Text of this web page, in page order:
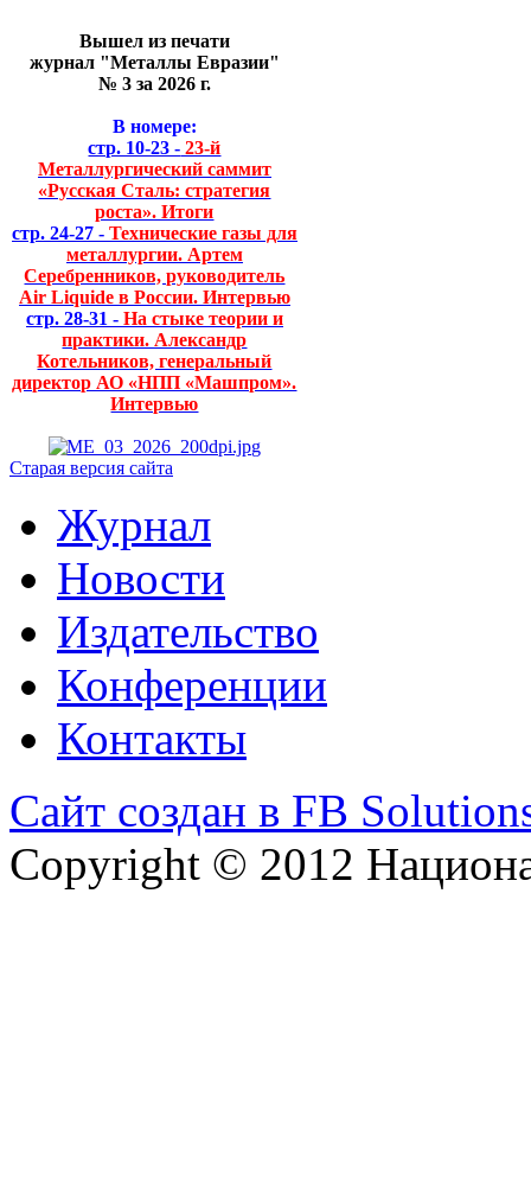
Вышел из печати
журнал "Металлы Евразии"
№ 3 за 2026 г.
В номере:
стр. 10-23 - 23-й
Металлургический саммит
«Русская Сталь: стратегия
роста». Итоги
стр. 24-27 - Технические газы для
металлургии. Артем
Серебренников, руководитель
Air Liquide в России. Интервью
стр. 28-31 - На стыке теории и
практики. Александр
Котельников, генеральный
директор АО «НПП «Машпром».
Интервью
Старая версия сайта
Журнал
Новости
Издательство
Конференции
Контакты
Сайт создан в FB
Copyright © 2012